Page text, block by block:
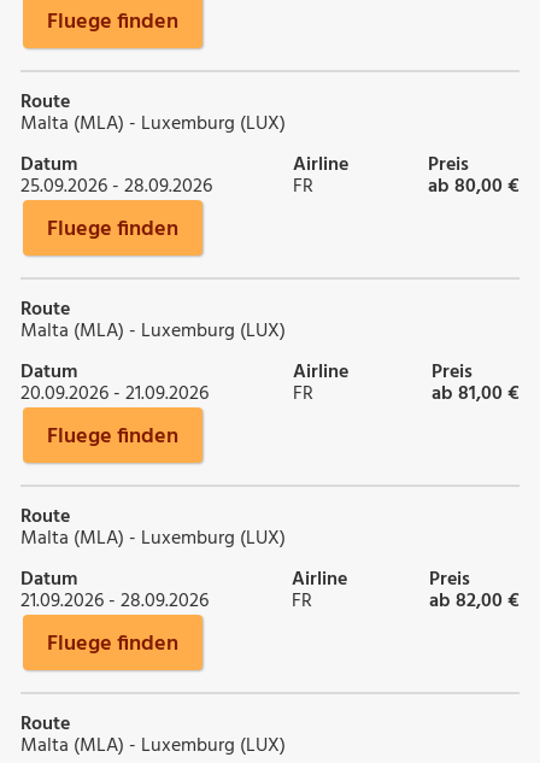
Fluege finden
Route
Malta (MLA) - Luxemburg (LUX)
Datum
25.09.2026 - 28.09.2026
Airline
FR
Preis
ab 80,00 €
Fluege finden
Route
Malta (MLA) - Luxemburg (LUX)
Datum
20.09.2026 - 21.09.2026
Airline
FR
Preis
ab 81,00 €
Fluege finden
Route
Malta (MLA) - Luxemburg (LUX)
Datum
21.09.2026 - 28.09.2026
Airline
FR
Preis
ab 82,00 €
Fluege finden
Route
Malta (MLA) - Luxemburg (LUX)